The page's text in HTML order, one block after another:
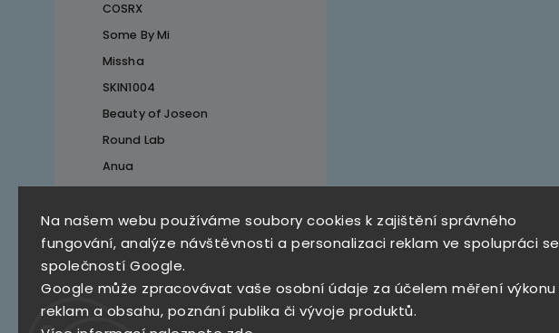
Na našem webu používáme soubory cookies k zajištění správného
fungování, analýze návštěvnosti a personalizaci reklam ve spolupráci se
společností Google.
Google může zpracovávat vaše osobní údaje za účelem měření výkonu
reklam a obsahu, poznání publika či vývoje produktů.
COSRX
Some By Mi
Missha
SKIN1004
Beauty of Joseon
Round Lab
Anua
Top 10 produktů
SKZ Mystery Box
790 Kč